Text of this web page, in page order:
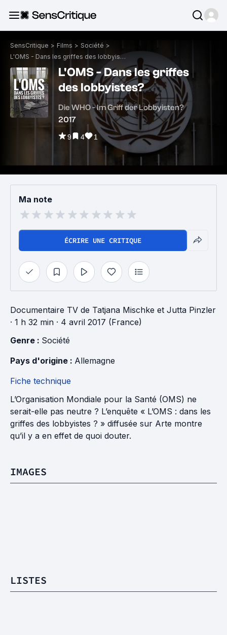
SensCritique > Films > Société >
L'OMS - Dans les griffes des lobbyistes?
L'OMS - Dans les griffes
des lobbyistes?
Die WHO - Im Griff der Lobbyisten?
2017
9 4 1
Ma note
ÉCRIRE UNE CRITIQUE
Documentaire TV de Tatjana Mischke et Jutta Pinzler
· 1 h 32 min · 4 avril 2017 (France)
Genre : Société
Pays d'origine : Allemagne
Fiche technique
L’Organisation Mondiale pour la Santé (OMS) ne
serait-elle pas neutre ? L’enquête « L’OMS : dans les
griffes des lobbyistes ? » diffusée sur Arte montre
qu’il y a en effet de quoi douter.
IMAGES
LISTES